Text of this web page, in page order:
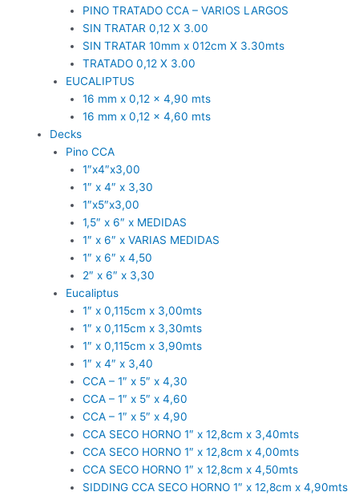
PINO TRATADO CCA – VARIOS LARGOS
SIN TRATAR 0,12 X 3.00
SIN TRATAR 10mm x 012cm X 3.30mts
TRATADO 0,12 X 3.00
EUCALIPTUS
16 mm x 0,12 x 4,90 mts
16 mm x 0,12 x 4,60 mts
Decks
Pino CCA
1″x4″x3,00
1″ x 4″ x 3,30
1″x5″x3,00
1,5″ x 6″ x MEDIDAS
1″ x 6″ x VARIAS MEDIDAS
1″ x 6″ x 4,50
2″ x 6″ x 3,30
Eucaliptus
1″ x 0,115cm x 3,00mts
1″ x 0,115cm x 3,30mts
1″ x 0,115cm x 3,90mts
1″ x 4″ x 3,40
CCA – 1″ x 5″ x 4,30
CCA – 1″ x 5″ x 4,60
CCA – 1″ x 5″ x 4,90
CCA SECO HORNO 1″ x 12,8cm x 3,40mts
CCA SECO HORNO 1″ x 12,8cm x 4,00mts
CCA SECO HORNO 1″ x 12,8cm x 4,50mts
SIDDING CCA SECO HORNO 1″ x 12,8cm x 4,90mts